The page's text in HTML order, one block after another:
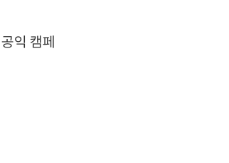
익 캠페